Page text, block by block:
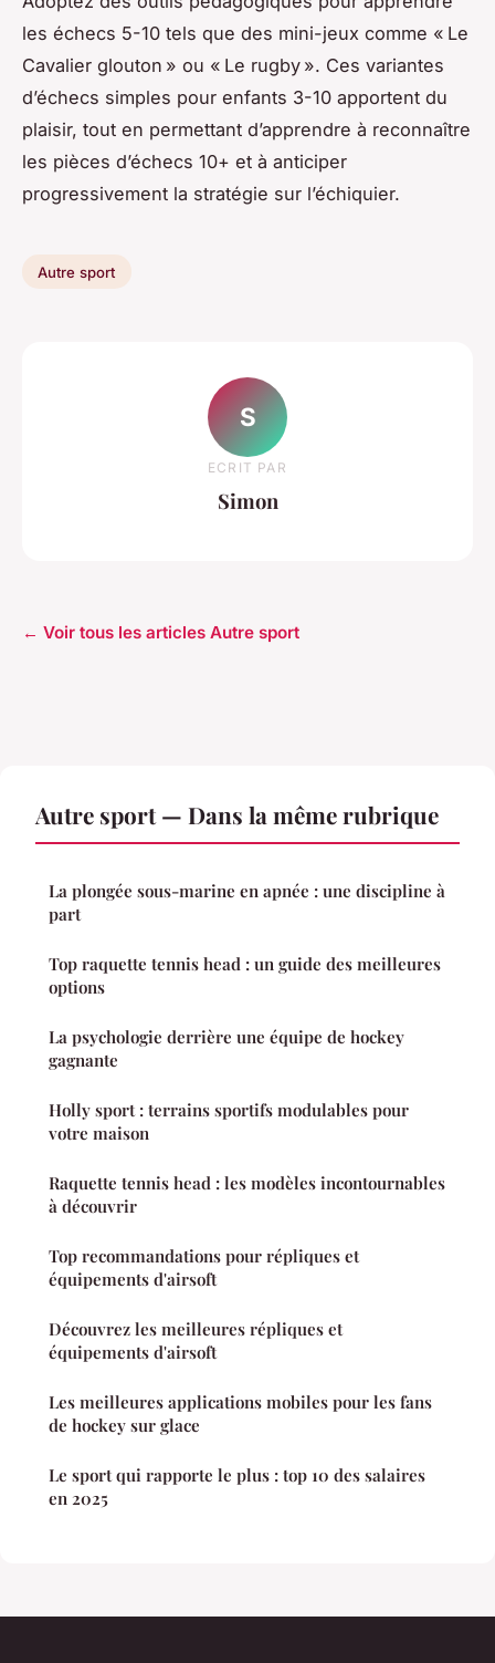
les échecs 5-10 tels que des mini-jeux comme « Le
Cavalier glouton » ou « Le rugby ». Ces variantes
d’échecs simples pour enfants 3-10 apportent du
plaisir, tout en permettant d’apprendre à reconnaître
les pièces d’échecs 10+ et à anticiper
progressivement la stratégie sur l’échiquier.
Autre sport
S
ECRIT PAR
Simon
← Voir tous les articles Autre sport
Autre sport — Dans la même rubrique
La plongée sous-marine en apnée : une discipline à
part
Top raquette tennis head : un guide des meilleures
options
La psychologie derrière une équipe de hockey
gagnante
Holly sport : terrains sportifs modulables pour
votre maison
Raquette tennis head : les modèles incontournables
à découvrir
Top recommandations pour répliques et
équipements d'airsoft
Découvrez les meilleures répliques et
équipements d'airsoft
Les meilleures applications mobiles pour les fans
de hockey sur glace
Le sport qui rapporte le plus : top 10 des salaires
en 2025